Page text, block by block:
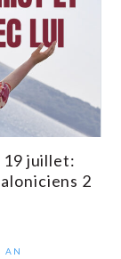
19 juillet:
2
AN